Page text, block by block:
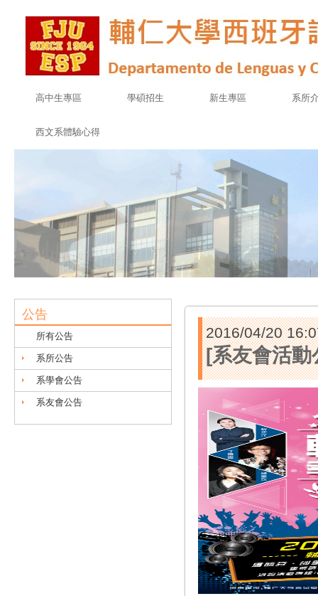
高中生專區 學碩招生 新生專區 系所
西文系體驗心得
公告
所有公告
系所公告
系學會公告
系友會公告
2016/04/20
[系友會活